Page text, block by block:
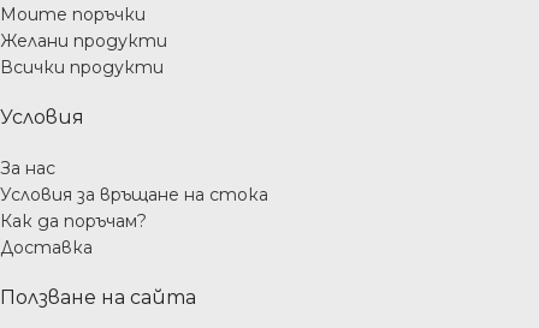
Моите поръчки
Желани продукти
Всички продукти
Условия
За нас
Условия за връщане на стока
Как да поръчам?
Доставка
Ползване на сайта